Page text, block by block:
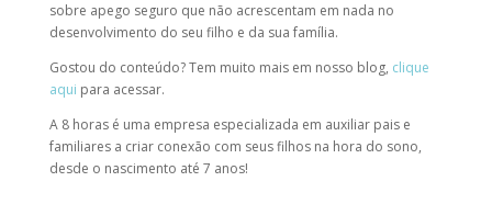
sobre apego seguro que não acrescentam em nada no
desenvolvimento do seu filho e da sua família.
Gostou do conteúdo? Tem muito mais em nosso blog, clique
aqui para acessar.
A 8 horas é uma empresa especializada em auxiliar pais e
familiares a criar conexão com seus filhos na hora do sono,
desde o nascimento até 7 anos!